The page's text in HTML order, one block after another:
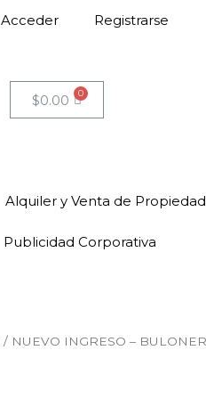
Acceder Registrarse
$0.00
Alquiler y Venta de
Publicidad Corporativa
/ NUEVO INGRESO –